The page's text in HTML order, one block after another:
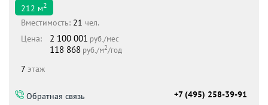
212 м2
Вместимоcть: 21 чел.
Цена:
2 100 001 руб./мес
118 868 руб./м2/год
7 этаж
Обратная связь +7 (495) 258-39-91